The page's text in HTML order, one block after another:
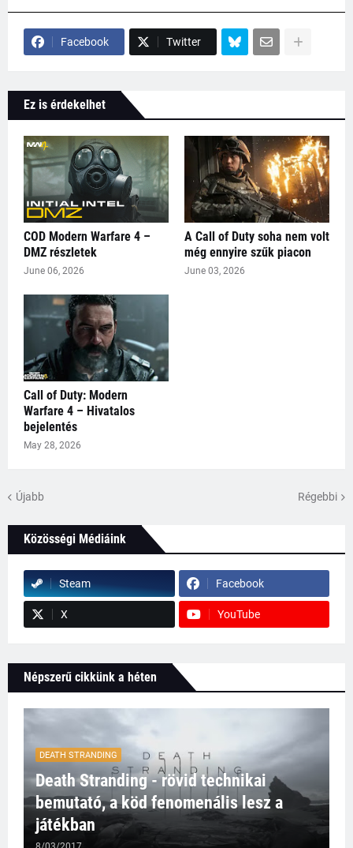
Facebook Twitter
Ez is érdekelhet
COD Modern Warfare 4 –
DMZ részletek
June 06, 2026
A Call of Duty soha nem volt
még ennyire szűk piacon
June 03, 2026
Call of Duty: Modern
Warfare 4 – Hivatalos
bejelentés
May 28, 2026
Újabb Régebbi
Közösségi Médiáink
Steam Facebook
X YouTube
Népszerű cikkünk a héten
DEATH STRANDING
Death Stranding - rövid technikai
bemutató, a köd fenomenális lesz a
játékban